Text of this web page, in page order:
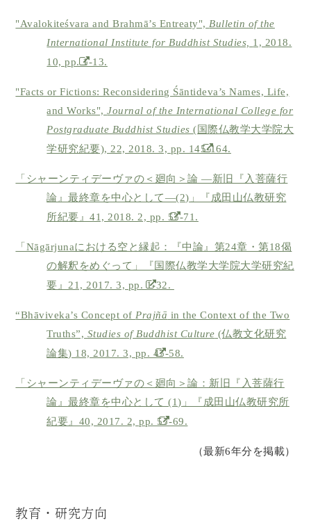
"Avalokiteśvara and Brahmā’s Entreaty", Bulletin of the
International Institute for Buddhist Studies, 1, 2018.
10, pp. 1-13.
"Facts or Fictions: Reconsidering Śāntideva’s Names, Life,
and Works",Journal of the International College for
Postgraduate Buddhist Studies(国際仏教学大学院大
学研究紀要), 22, 2018. 3, pp. 145-164.
「シャーンティデーヴァの＜廻向＞論 ―新旧『入菩薩行
論』最終章を中心として―(2)」『成田山仏教研究
所紀要』41, 2018. 2, pp. 57-71.
「Nāgārjunaにおける空と縁起：『中論』第24章・第18偈
の解釈をめぐって」『国際仏教学大学院大学研究紀
要』21, 2017. 3, pp. 1-32.
“Bhāviveka’s Concept of Prajñā in the Context of the Two
Truths”, Studies of Buddhist Culture (仏教文化研究
論集) 18, 2017. 3, pp. 47-58.
「シャーンティデーヴァの＜廻向＞論：新旧『入菩薩行
論』最終章を中心として (1)」『成田山仏教研究所
紀要』40, 2017. 2, pp. 57-69.
（最新6年分を掲載）
教育・研究方向